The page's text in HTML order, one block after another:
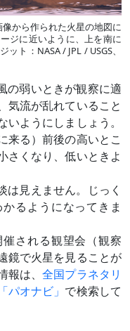
から作られた火星の地図に
ジに近いように、上を南に
ト：NASA / JPL / USGS、
の弱いときが観察に適
気流が乱れていること
ようにしましょう。
来る）前後の高いとこ
さくなり、低いときよ
は見えません。じっく
るようになってきま
される観望会（観察
鏡で火星を見ることが
報は、全国プラネタリ
パオナビ」 で検索して